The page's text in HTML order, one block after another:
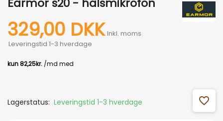
Earmor s20 - halsmikrofon
329,00 DKK Inkl. moms
Leveringstid 1-3 hverdage
Lagerstatus: Leveringstid 1-3 hverdage favorite_outline